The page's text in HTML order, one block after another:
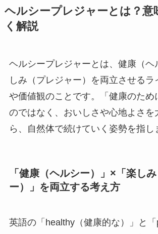
ヘルシープレジャーとは？意
く解説
ヘルシープレジャーとは、健康（ヘ
しみ（プレジャー）を両立させるラ
や価値観のことです。「健康のため
のではなく、おいしさや心地よさを
ら、自然体で続けていく姿勢を指し
「健康（ヘルシー）」×「楽し
ー）」を両立する考え方
英語の「healthy（健康的な）」と